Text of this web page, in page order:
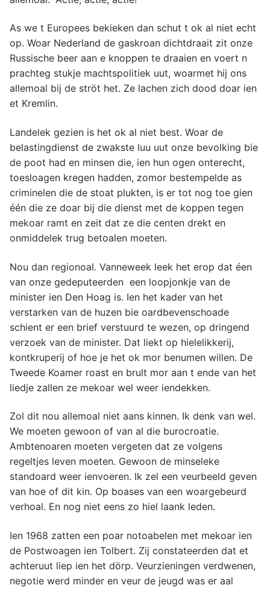
As we t Europees bekieken dan schut t ok al niet echt
op. Woar Nederland de gaskroan dichtdraait zit onze
Russische beer aan e knoppen te draaien en voert n
prachteg stukje machtspolitiek uut, woarmet hij ons
allemoal bij de ströt het. Ze lachen zich dood doar ien
et Kremlin.
Landelek gezien is het ok al niet best. Woar de
belastingdienst de zwakste luu uut onze bevolking bie
de poot had en minsen die, ien hun ogen onterecht,
toesloagen kregen hadden, zomor bestempelde as
criminelen die de stoat plukten, is er tot nog toe gien
één die ze doar bij die dienst met de koppen tegen
mekoar ramt en zeit dat ze die centen drekt en
onmiddelek trug betoalen moeten.
Nou dan regionoal. Vanneweek leek het erop dat éen
van onze gedeputeerden een loopjonkje van de
minister ien Den Hoag is. Ien het kader van het
verstarken van de huzen bie oardbevenschoade
schient er een brief verstuurd te wezen, op dringend
verzoek van de minister. Dat liekt op hielelikkerij,
kontkruperij of hoe je het ok mor benumen willen. De
Tweede Koamer roast en brult mor aan t ende van het
liedje zallen ze mekoar wel weer iendekken.
Zol dit nou allemoal niet aans kinnen. Ik denk van wel.
We moeten gewoon of van al die burocroatie.
Ambtenoaren moeten vergeten dat ze volgens
regeltjes leven moeten. Gewoon de minseleke
standoard weer ienvoeren. Ik zel een veurbeeld geven
van hoe of dit kin. Op boases van een woargebeurd
verhoal. En nog niet eens zo hiel laank leden.
Ien 1968 zatten een poar notoabelen met mekoar ien
de Postwoagen ien Tolbert. Zij constateerden dat et
achteruut liep ien het dörp. Veurzieningen verdwenen,
negotie werd minder en veur de jeugd was er aal